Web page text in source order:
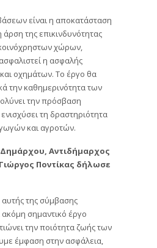
είναι η αποκατάσταση
άρση της επικινδυνότητας
χώρων,
η ασφαλής
οχημάτων. Το έργο θα
την καθημερινότητα των
την πρόσβαση
τη δραστηριότητα
και αγροτών.
Αντιδήμαρχος
Ποντίκας δήλωσε
της σύμβασης
σημαντικό έργο
την ποιότητα ζωής των
έμφαση στην ασφάλεια,